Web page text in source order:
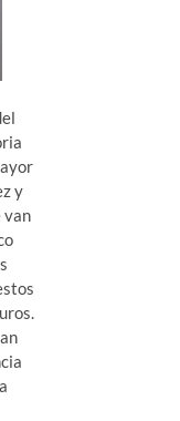
y
van